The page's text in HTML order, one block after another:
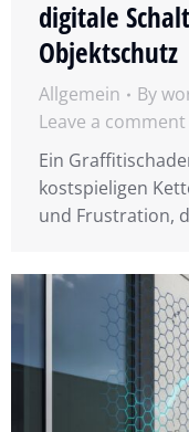
digitale
Objektschutz
Allgemein By
Leave a comment
Ein
kostspieligen
und Frustration,